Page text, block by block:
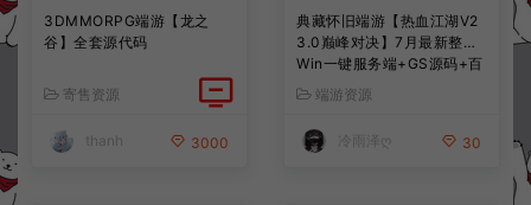
3DMMORPG端游【龙之
谷】全套源代码
寄售资源
thanh 3000
典藏怀旧端游【热血江湖V2
3.0巅峰对决】7月最新整理
Win一键服务端+GS源码+百
宝阁+在线GM工具+PC客户
端+详细搭建教程
端游资源
冷雨泽ღ 30